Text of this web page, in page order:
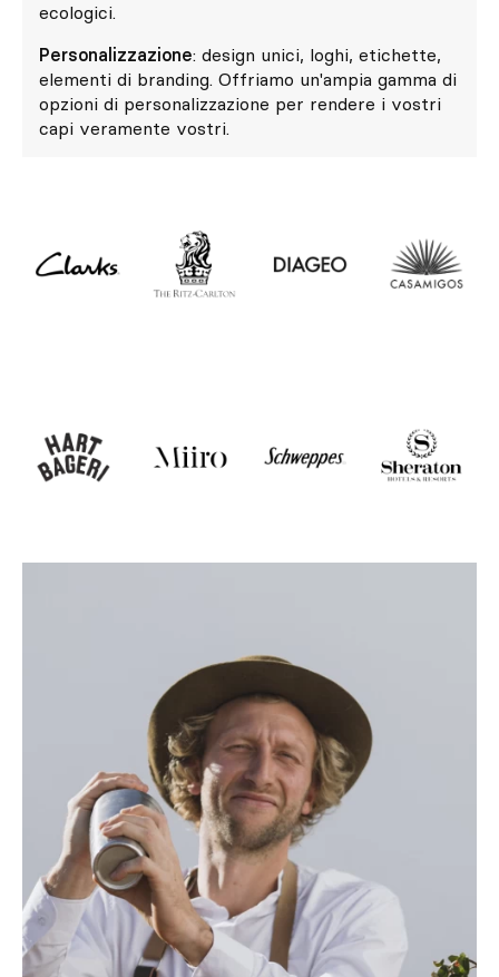
ecologici.
Personalizzazione: design unici, loghi, etichette,
elementi di branding. Offriamo un'ampia gamma di
opzioni di personalizzazione per rendere i vostri
capi veramente vostri.